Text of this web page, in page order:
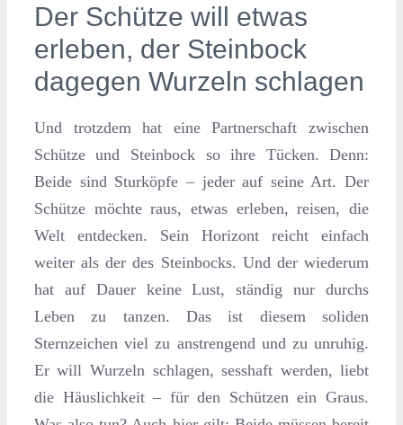
Der Schütze will etwas
erleben, der Steinbock
dagegen Wurzeln schlagen
Und trotzdem hat eine Partnerschaft zwischen
Schütze und Steinbock so ihre Tücken. Denn:
Beide sind Sturköpfe – jeder auf seine Art. Der
Schütze möchte raus, etwas erleben, reisen, die
Welt entdecken. Sein Horizont reicht einfach
weiter als der des Steinbocks. Und der wiederum
hat auf Dauer keine Lust, ständig nur durchs
Leben zu tanzen. Das ist diesem soliden
Sternzeichen viel zu anstrengend und zu unruhig.
Er will Wurzeln schlagen, sesshaft werden, liebt
die Häuslichkeit – für den Schützen ein Graus.